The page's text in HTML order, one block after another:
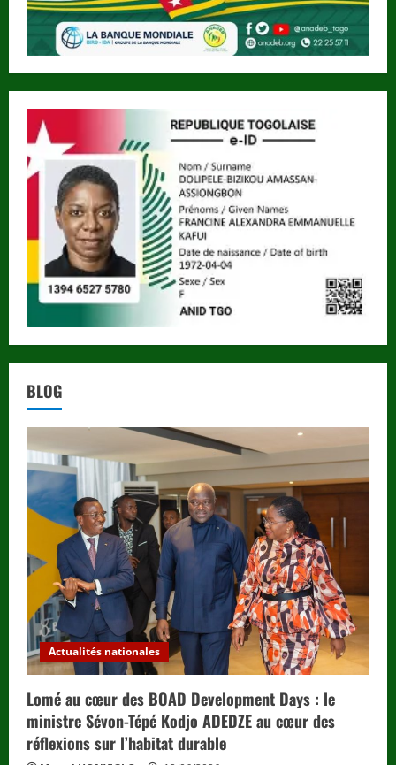
BLOG
Actualités nationales
Lomé au cœur des BOAD Development Days : le
ministre Sévon-Tépé Kodjo ADEDZE au cœur des
réflexions sur l’habitat durable